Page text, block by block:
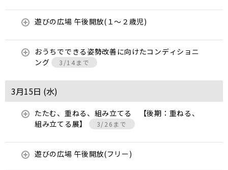
遊びの広場 午後開放(１～２歳児)
おうちでできる姿勢改善に向けたコンディショニ
ング
3/14まで
3月15日 (水)
たたむ、重ねる、組み立てる 【後期：重ねる、
組み立てる展】
3/26まで
遊びの広場 午後開放(フリー)